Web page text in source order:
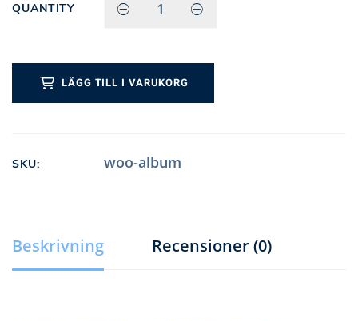
QUANTITY
TRAVEL KIT
LÄGG TILL I VARUKORG
SKU: woo-album
Beskrivning Recensioner (0)